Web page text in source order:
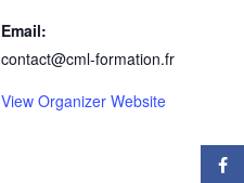
Email:
contact@cml-formation.fr
View Organizer Website